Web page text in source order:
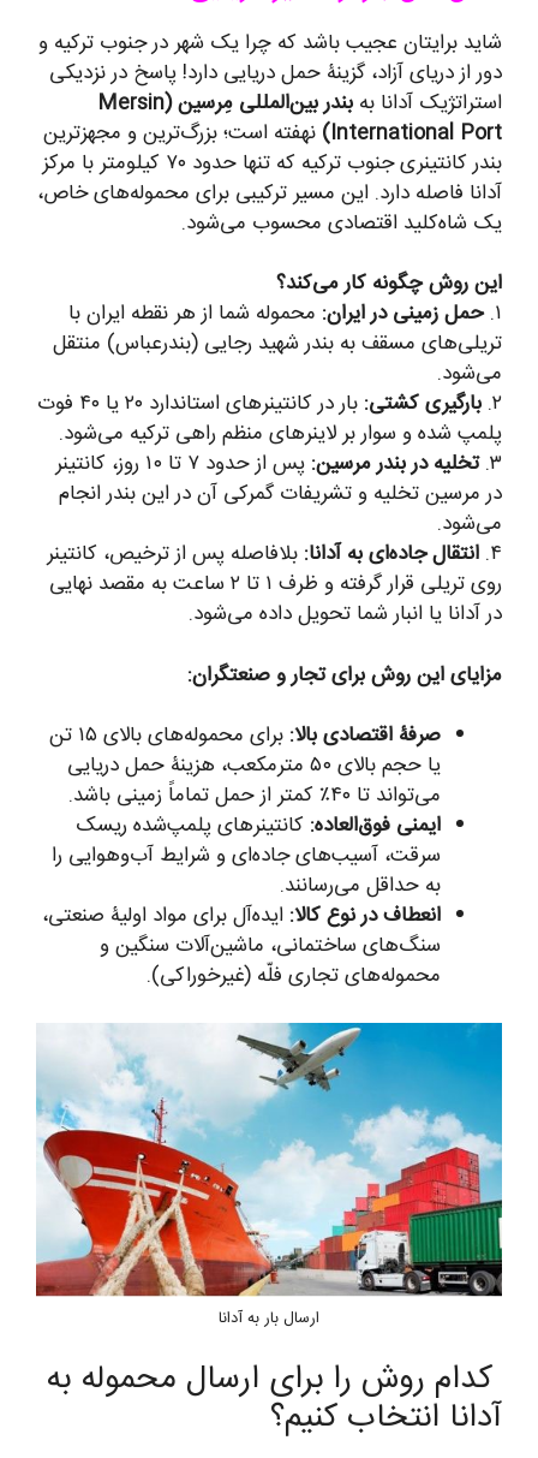
شاید برایتان عجیب باشد که چرا یک شهر در جنوب ترکیه و
دور از دریای آزاد، گزینۀ حمل دریایی دارد! پاسخ در نزدیکی
استراتژیک آدانا به
بندر بین‌المللی مِرسین (Mersin
International Port) نهفته است؛ بزرگ‌ترین و مجهزترین
بندر کانتینری جنوب ترکیه که تنها حدود ۷۰ کیلومتر با مرکز
آدانا فاصله دارد. این مسیر ترکیبی برای محموله‌های خاص،
یک شاه‌کلید اقتصادی محسوب می‌شود.
این روش چگونه کار می‌کند؟
۱. حمل زمینی در ایران: محموله شما از هر نقطه ایران با
تریلی‌های مسقف به بندر شهید رجایی (بندرعباس) منتقل
می‌شود.
۲. بارگیری کشتی:
بار در کانتینرهای استاندارد ۲۰ یا ۴۰ فوت
پلمپ شده و سوار بر لاینرهای منظم راهی ترکیه می‌شود.
۳. تخلیه در بندر مرسین:
پس از حدود ۷ تا ۱۰ روز، کانتینر
در مرسین تخلیه و تشریفات گمرکی آن در این بندر انجام
می‌شود.
۴. انتقال جاده‌ای به آدانا: بلافاصله پس از ترخیص، کانتینر
روی تریلی قرار گرفته و ظرف ۱ تا ۲ ساعت به مقصد نهایی
در آدانا یا انبار شما تحویل داده می‌شود.
مزایای این روش برای تجار و صنعتگران:
صرفۀ اقتصادی بالا:
برای محموله‌های بالای ۱۵ تن
یا حجم بالای ۵۰ مترمکعب، هزینۀ حمل دریایی
می‌تواند تا ۴۰٪ کمتر از حمل تماماً زمینی باشد.
ایمنی فوق‌العاده: کانتینرهای پلمپ‌شده ریسک
سرقت، آسیب‌های جاده‌ای و شرایط آب‌وهوایی را
به حداقل می‌رسانند.
انعطاف در نوع کالا: ایده‌آل برای مواد اولیۀ صنعتی،
سنگ‌های ساختمانی، ماشین‌آلات سنگین و
محموله‌های تجاری فلّه (غیرخوراکی).
ارسال بار به آدانا
کدام روش را برای ارسال محموله به
آدانا انتخاب کنیم؟